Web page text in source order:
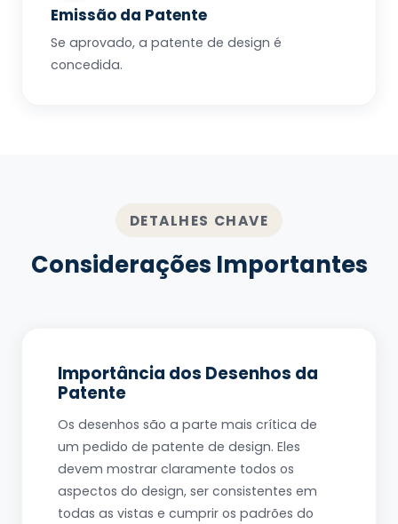
Emissão da Patente
Se aprovado, a patente de design é
concedida.
DETALHES CHAVE
Considerações Importantes
Importância dos Desenhos da
Patente
Os desenhos são a parte mais crítica de
um pedido de patente de design. Eles
devem mostrar claramente todos os
aspectos do design, ser consistentes em
todas as vistas e cumprir os padrões do